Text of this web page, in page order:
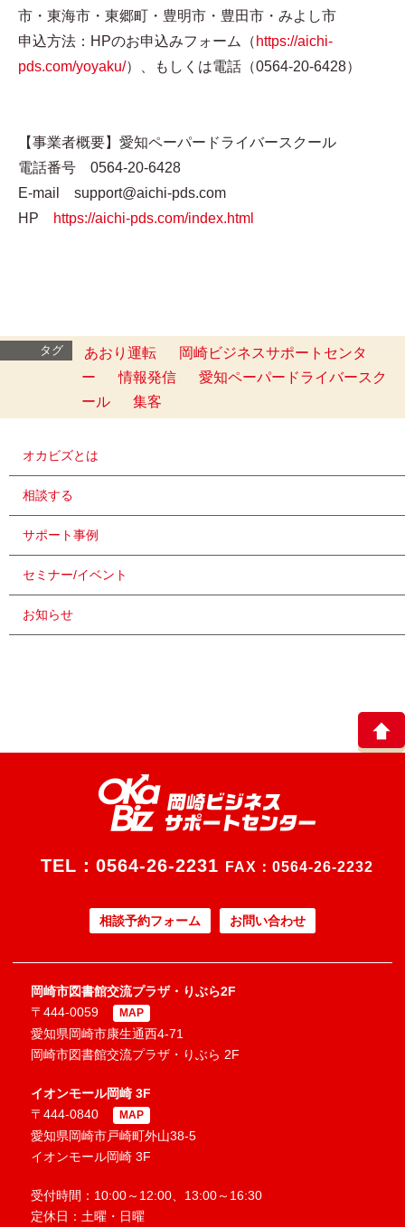
市・東海市・東郷町・豊明市・豊田市・みよし市
申込方法：HPのお申込みフォーム（ https://aichi-
pds.com/yoyaku/）、もしくは電話（0564-20-6428）
【事業者概要】愛知ペーパードライバースクール
電話番号 0564-20-6428
E-mail support@aichi-pds.com
HP
https://aichi-pds.com/index.html
タグ あおり運転
岡崎ビジネスサポートセンタ
ー
情報発信
愛知ペーパードライバースク
ール
集客
オカビズとは
相談する
サポート事例
セミナー/イベント
お知らせ
TEL： 0564-26-2231 FAX：0564-26-2232
相談予約フォーム お問い合わせ
岡崎市図書館交流プラザ・りぶら2F
〒444-0059
MAP
愛知県岡崎市康生通西4-71
岡崎市図書館交流プラザ・りぶら 2F
イオンモール岡崎 3F
〒444-0840
MAP
愛知県岡崎市戸崎町外山38-5
イオンモール岡崎 3F
受付時間：10:00～12:00、13:00～16:30
定休日：土曜・日曜